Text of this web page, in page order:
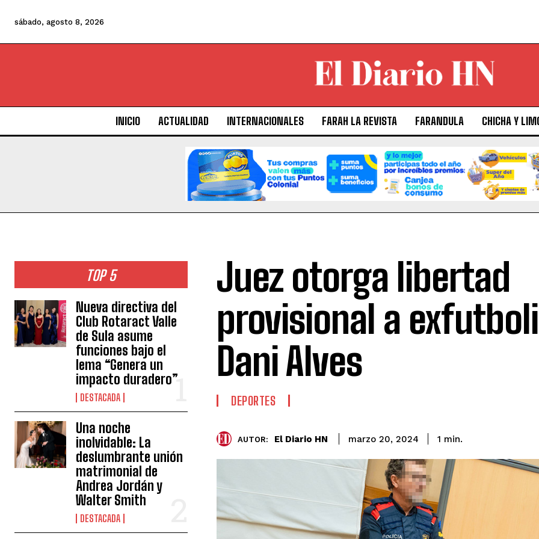
sábado, agosto 8, 2026
INICIO ACTUALIDAD INTERNACIONALES FARAH LA REVISTA FARANDULA CHICHA Y
TOP 5
Nueva directiva del
Club Rotaract Valle
de Sula asume
funciones bajo el
lema “Genera un
impacto duradero”
DESTACADA
Una noche
inolvidable: La
deslumbrante unión
matrimonial de
Andrea Jordán y
Walter Smith
DESTACADA
Juez otorga libertad
provisional a
Dani Alves
DEPORTES
AUTOR: El Diario HN marzo 20, 2024 1 min.